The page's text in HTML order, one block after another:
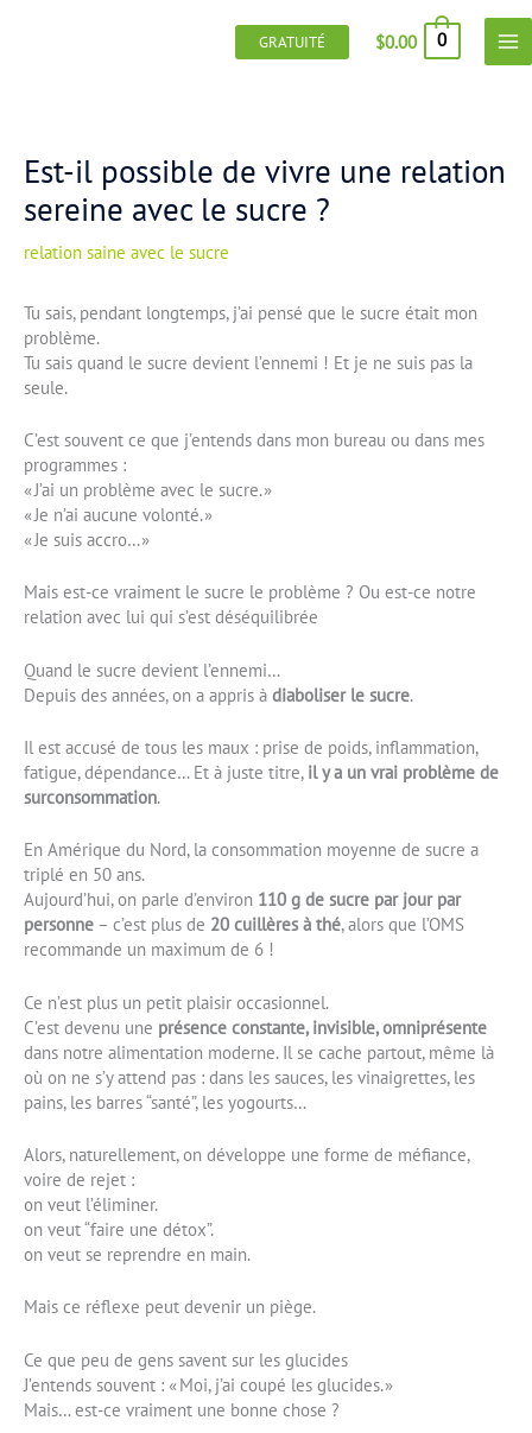
GRATUITÉ $0.00 0
Est-il possible de vivre une relation
sereine avec le sucre ?
relation saine avec le sucre
Tu sais, pendant longtemps, j’ai pensé que le sucre était mon
problème.
Tu sais quand le sucre devient l’ennemi ! Et je ne suis pas la
seule.
C’est souvent ce que j’entends dans mon bureau ou dans mes
programmes :
« J’ai un problème avec le sucre. »
« Je n’ai aucune volonté. »
« Je suis accro… »
Mais est-ce vraiment le sucre le problème ? Ou est-ce notre
relation avec lui qui s’est déséquilibrée
Quand le sucre devient l’ennemi…
Depuis des années, on a appris à diaboliser le sucre.
Il est accusé de tous les maux : prise de poids, inflammation,
fatigue, dépendance… Et à juste titre, il y a un vrai problème de
surconsommation.
En Amérique du Nord, la consommation moyenne de sucre a
triplé en 50 ans.
Aujourd’hui, on parle d’environ 110 g de sucre par jour par
personne – c’est plus de 20 cuillères à thé, alors que l’OMS
recommande un maximum de 6 !
Ce n’est plus un petit plaisir occasionnel.
C’est devenu une présence constante, invisible, omniprésente
dans notre alimentation moderne. Il se cache partout, même là
où on ne s’y attend pas : dans les sauces, les vinaigrettes, les
pains, les barres “santé”, les yogourts…
Alors, naturellement, on développe une forme de méfiance,
voire de rejet :
on veut l’éliminer.
on veut “faire une détox”.
on veut se reprendre en main.
Mais ce réflexe peut devenir un piège.
Ce que peu de gens savent sur les glucides
J’entends souvent : « Moi, j’ai coupé les glucides. »
Mais… est-ce vraiment une bonne chose ?